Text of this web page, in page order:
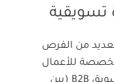
تسويقية
من الفرص
للأعمال